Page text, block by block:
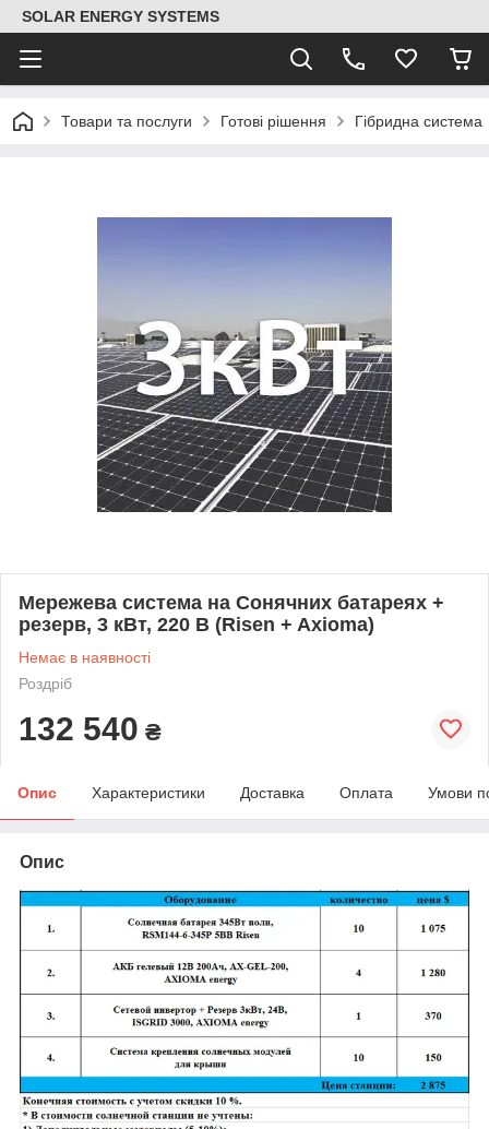
SOLAR ENERGY SYSTEMS
Товари та послуги Готові рішення Гібридна система
Мережева система на Сонячних батареях +
резерв, 3 кВт, 220 В (Risen + Axioma)
Немає в наявності
Роздріб
132 540 ₴
Опис Характеристики Доставка Оплата Умови
Опис